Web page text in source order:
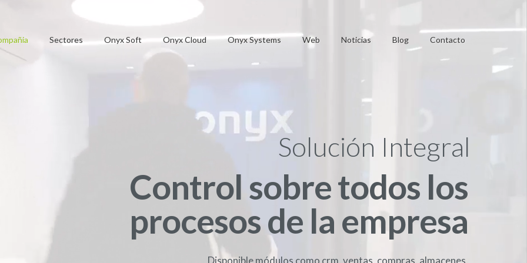
Sectores Onyx Soft Onyx Cloud Onyx Systems Web Noticias Blog Contacto
Solución Integral
Control sobre todos los
procesos de la empresa
Disponible módulos como crm, ventas, compras, almacenes,